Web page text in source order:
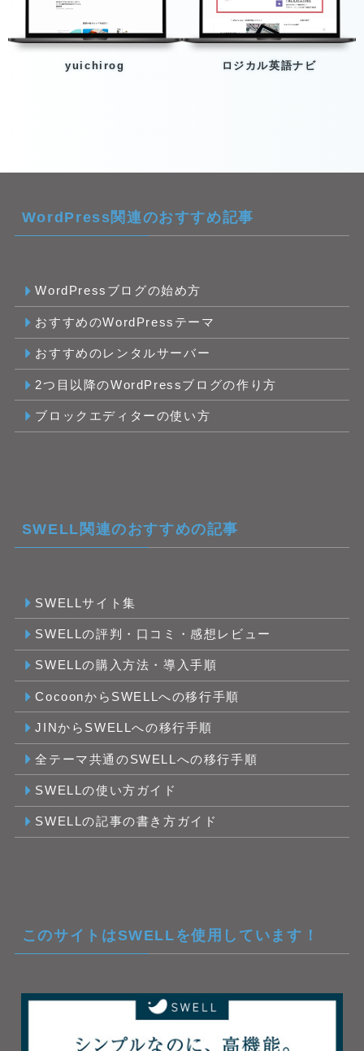
yuichirog ロジカル英語ナビ
WordPress関連のおすすめ記事
WordPressブログの始め方
おすすめのWordPressテーマ
おすすめのレンタルサーバー
2つ目以降のWordPressブログの作り方
ブロックエディターの使い方
SWELL関連のおすすめの記事
SWELLサイト集
SWELLの評判・口コミ・感想レビュー
SWELLの購入方法・導入手順
CocoonからSWELLへの移行手順
JINからSWELLへの移行手順
全テーマ共通のSWELLへの移行手順
SWELLの使い方ガイド
SWELLの記事の書き方ガイド
このサイトはSWELLを使用しています！